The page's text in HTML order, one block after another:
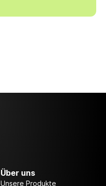
Über uns
Unsere Produkte